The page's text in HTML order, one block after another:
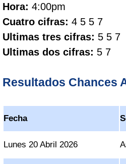
Hora: 4:00pm
Cuatro cifras: 4 5 5 7
Ultimas tres cifras: 5 5 7
Ultimas dos cifras: 5 7
Resultados Chances
Fecha
Lunes 20 Abril 2026